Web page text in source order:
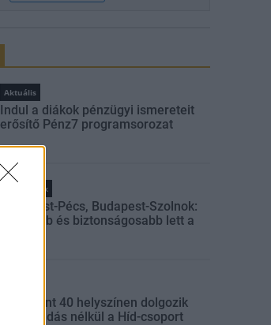
Aktuális
Indul a diákok pénzügyi ismereteit
erősítő Pénz7 programsorozat
Helyi hírek
Budapest-Pécs, Budapest-Szolnok:
gyorsabb és biztonságosabb lett a
Több mint 40 helyszínen dolgozik
fennakadás nélkül a Híd-csoport